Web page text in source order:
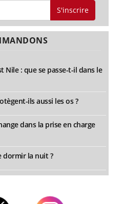
S'inscrire
Nile : que se passe-t-il dans le
ils aussi les os ?
dans la prise en charge
dormir la nuit ?